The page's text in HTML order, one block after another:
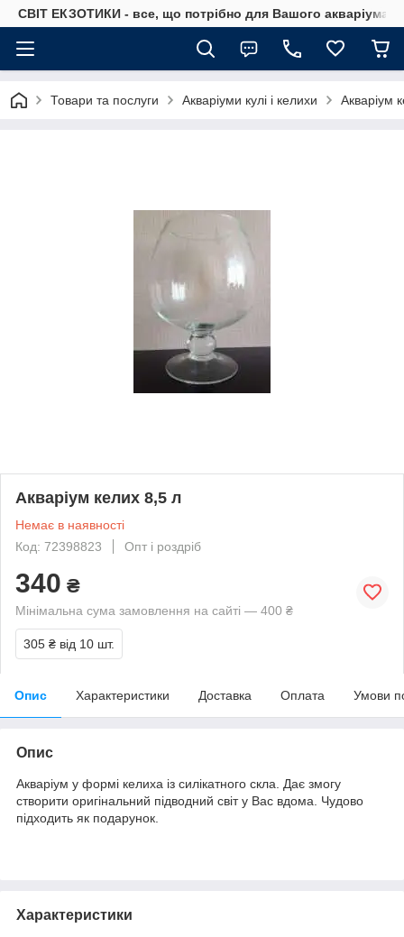
СВІТ ЕКЗОТИКИ - все, що потрібно для Вашого акваріума
Товари та послуги Акваріуми кулі і келихи Акваріум
Акваріум келих 8,5 л
Немає в наявності
Код: 72398823
Опт і роздріб
340 ₴
Мінімальна сума замовлення на сайті — 400 ₴
305 ₴ від 10 шт.
Опис Характеристики Доставка Оплата Умови
Опис
Акваріум у формі келиха із силікатного скла. Дає змогу
створити оригінальний підводний світ у Вас вдома. Чудово
підходить як подарунок.
Характеристики